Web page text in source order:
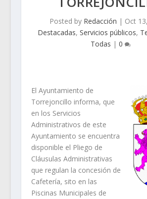
Posted by Redacción | Oct
Destacadas,Servicios públicos,
Todas |0
El Ayuntamiento de
Torrejoncillo informa, que
en los Servicios
Administrativos de este
Ayuntamiento se encuentra
disponible el Pliego de
Cláusulas Administrativas
que regulan la concesión de
Cafetería, sito en las
Piscinas Municipales de